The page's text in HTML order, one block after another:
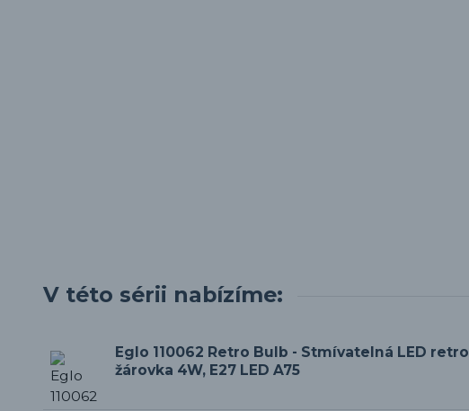
V této sérii nabízíme:
Eglo 110062 Retro Bulb - Stmívatelná LED retro
žárovka 4W, E27 LED A75